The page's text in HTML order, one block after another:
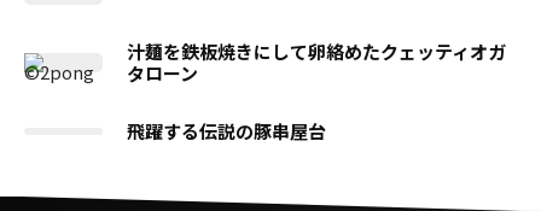
汁麺を鉄板焼きにして卵絡めたクェッティオガ
タローン
飛躍する伝説の豚串屋台